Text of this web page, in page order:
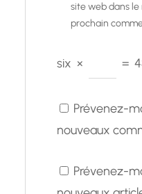
site web dans
prochain
six × =
Prévenez-
nouveaux
Prévenez-